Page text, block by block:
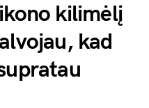
kilimėlį
kad